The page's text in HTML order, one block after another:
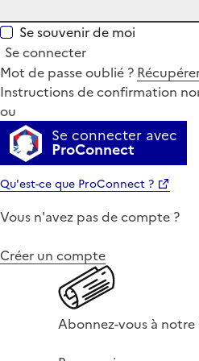
Se souvenir de moi
Se connecter
Mot de passe oublié ?
Instructions de confirmation
ou
Se connecter avec
ProConnect
Qu'est-ce que ProConnect ?
Vous n'avez pas de compte ?
Créer un compte
Abonnez-vous à